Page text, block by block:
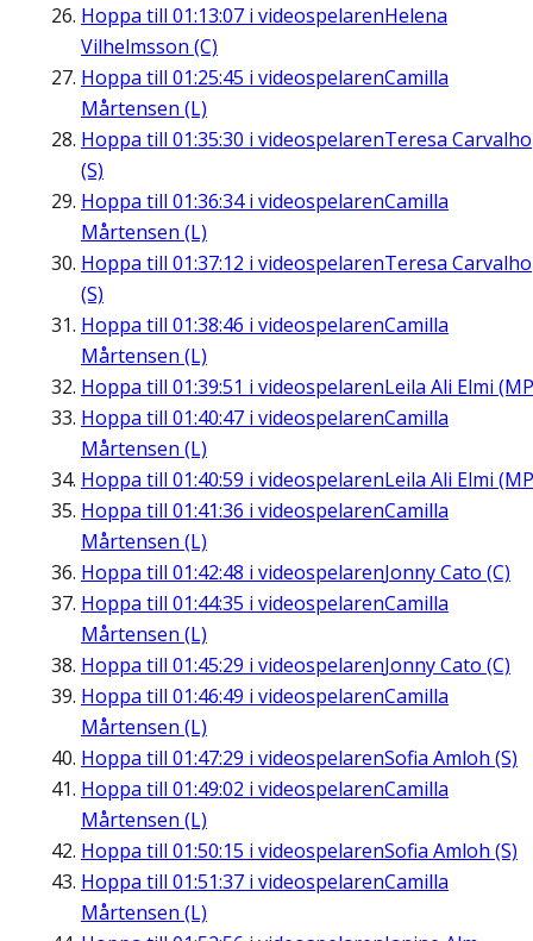
Hoppa till 01:13:07 i videospelarenHelena
Vilhelmsson (C)
Hoppa till 01:25:45 i videospelarenCamilla
Mårtensen (L)
Hoppa till 01:35:30 i videospelarenTeresa Carvalho
(S)
Hoppa till 01:36:34i videospelarenCamilla
Mårtensen (L)
Hoppa till 01:37:12 i videospelarenTeresa Carvalho
(S)
Hoppa till 01:38:46 i videospelarenCamilla
Mårtensen (L)
Hoppa till 01:39:51 i videospelarenLeila Ali Elmi
Hoppa till 01:40:47 i videospelarenCamilla
Mårtensen (L)
Hoppa till 01:40:59 i videospelarenLeila Ali Elmi
Hoppa till 01:41:36 i videospelarenCamilla
Mårtensen (L)
Hoppa till 01:42:48 i videospelarenJonny Cato (C)
Hoppa till 01:44:35 i videospelarenCamilla
Mårtensen (L)
Hoppa till 01:45:29 i videospelarenJonny Cato (C)
Hoppa till 01:46:49 i videospelarenCamilla
Mårtensen (L)
Hoppa till 01:47:29 i videospelarenSofia Amloh (S)
Hoppa till 01:49:02 i videospelarenCamilla
Mårtensen (L)
Hoppa till 01:50:15 i videospelarenSofia Amloh (S)
Hoppa till 01:51:37 i videospelarenCamilla
Mårtensen (L)